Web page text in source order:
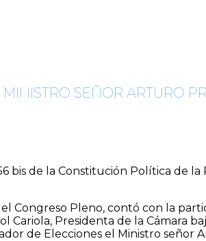
SEÑOR ARTURO
de la Constitución Política de la
Congreso Pleno, contó con la
Presidenta de la Cámara
de Elecciones el Ministro